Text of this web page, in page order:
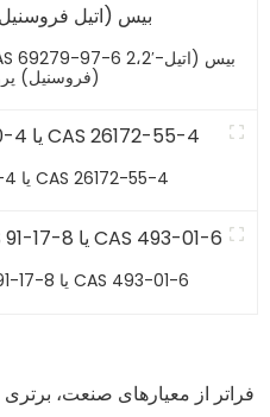
فروسنیل) پروپان (کاتوسن)
کاسون CAS 2682-20-4 یا CAS 26172-55-4
دکاهیدرونفتالین ۹۹٪ CAS 91-17-8 یا CAS 493-01-6